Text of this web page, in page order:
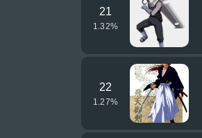
21
1.32%
22
1.27%